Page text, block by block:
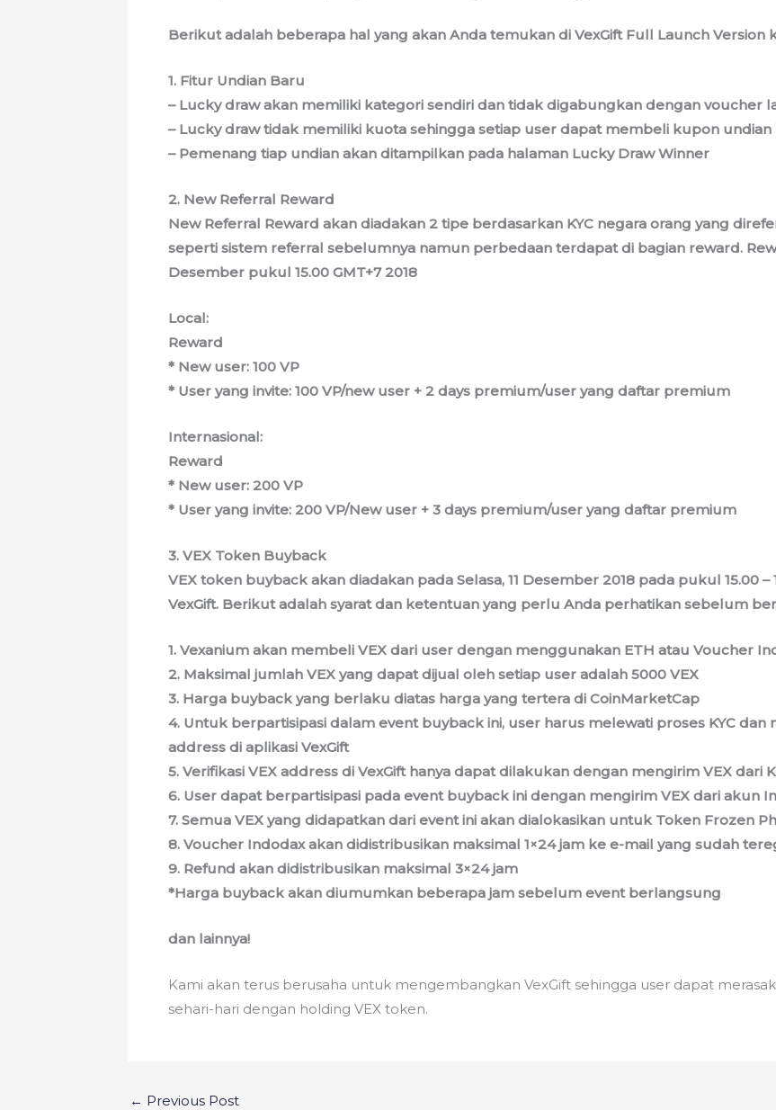
Berikut adalah beberapa hal yang akan Anda temukan di VexGift Full Launch Version
1. Fitur Undian Baru
– Lucky draw akan memiliki kategori sendiri dan tidak digabungkan dengan voucher
– Lucky draw tidak memiliki kuota sehingga setiap user dapat membeli kupon undian
– Pemenang tiap undian akan ditampilkan pada halaman Lucky Draw Winner
2. New Referral Reward
New Referral Reward akan diadakan 2 tipe berdasarkan KYC negara orang yang
seperti sistem referral sebelumnya namun perbedaan terdapat di bagian reward.
Desember pukul 15.00 GMT+7 2018
Local:
Reward
* New user: 100 VP
* User yang invite: 100 VP/new user + 2 days premium/user yang daftar premium
Internasional:
Reward
* New user: 200 VP
* User yang invite: 200 VP/New user + 3 days premium/user yang daftar premium
3. VEX Token Buyback
VEX token buyback akan diadakan pada Selasa, 11 Desember 2018 pada pukul 15.00
VexGift. Berikut adalah syarat dan ketentuan yang perlu Anda perhatikan sebelum
1. Vexanium akan membeli VEX dari user dengan menggunakan ETH atau Voucher
2. Maksimal jumlah VEX yang dapat dijual oleh setiap user adalah 5000 VEX
3. Harga buyback yang berlaku diatas harga yang tertera di CoinMarketCap
4. Untuk berpartisipasi dalam event buyback ini, user harus melewati proses KYC dan
address di aplikasi VexGift
5. Verifikasi VEX address di VexGift hanya dapat dilakukan dengan mengirim VEX dari
6. User dapat berpartisipasi pada event buyback ini dengan mengirim VEX dari akun
7. Semua VEX yang didapatkan dari event ini akan dialokasikan untuk Token Frozen
8. Voucher Indodax akan didistribusikan maksimal 1×24 jam ke e-mail yang sudah
9. Refund akan didistribusikan maksimal 3×24 jam
*Harga buyback akan diumumkan beberapa jam sebelum event berlangsung
dan lainnya!
Kami akan terus berusaha untuk mengembangkan VexGift sehingga user dapat
sehari-hari dengan holding VEX token.
← Previous Post